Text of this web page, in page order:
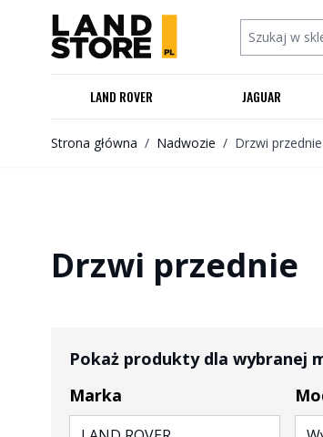
Przejdź do treści
Szukaj w
LAND ROVER JAGUAR
Strona główna / Nadwozie / Drzwi przednie
Drzwi przednie
Pokaż produkty dla wybranej
Marka